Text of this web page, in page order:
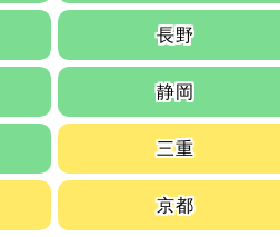
長野
静岡
三重
京都